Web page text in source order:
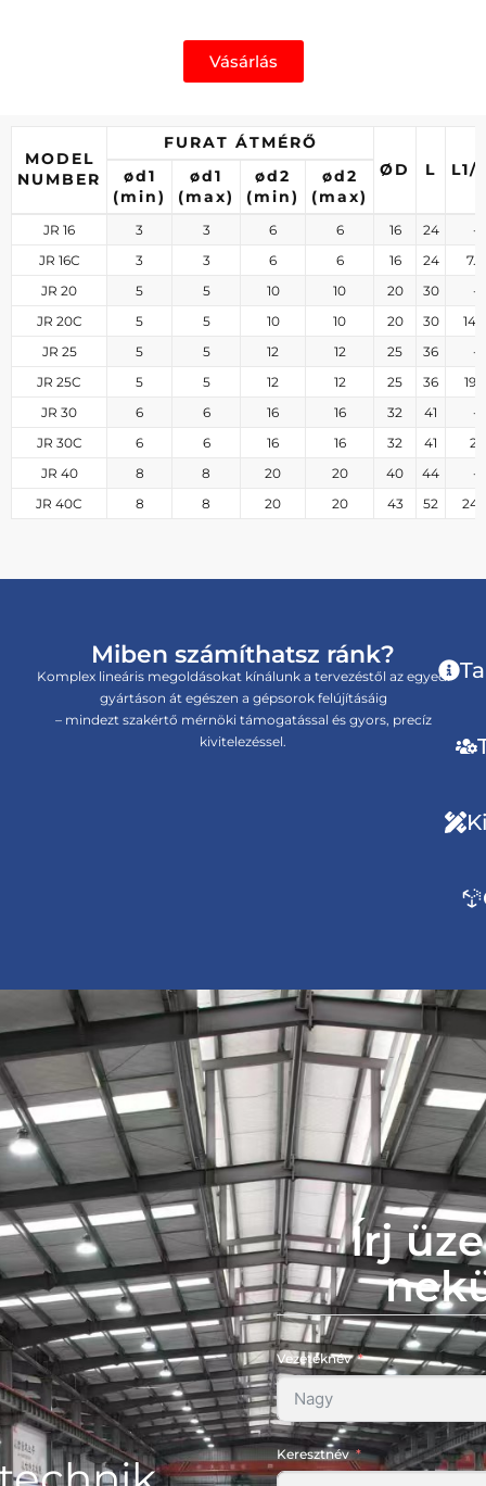
Vásárlás
MODEL
NUMBER
FURAT ÁTMÉRŐ
ØD
L L1/
ød1
(min)
ød1
(max)
ød2
(min)
ød2
(max)
JR 16 3 3 6 6 16 24
-
JR 16C
3 3 6 6 16 24
7.5
JR 20
5 5 10 10 20 30
-
JR 20C
5 5 10 10 20 30
14.7
JR 25
5 5 12 12 25 36
-
JR 25C
5 5 12 12 25 36
19.5
JR 30
6 6 16 16 32 41
-
JR 30C
6 6 16 16 32 41
21
JR 40
8 8 20 20 40 44
-
JR 40C
8 8 20 20 43 52
Miben számíthatsz ránk?
Komplex lineáris megoldásokat kínálunk a tervezéstől az egyedi
gyártáson át egészen a gépsorok felújításáig
– mindezt szakértő mérnöki támogatással és gyors, precíz
kivitelezéssel.
Írj
Vezetéknév
Keresztnév